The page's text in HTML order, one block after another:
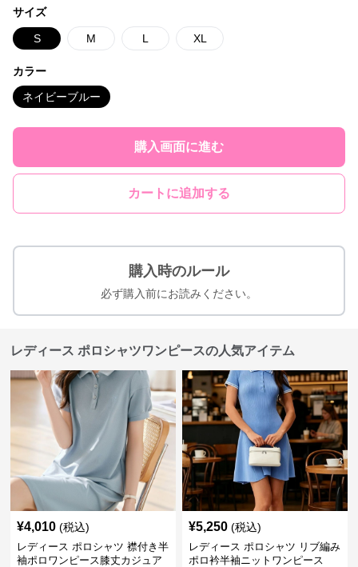
サイズ
S M L XL
カラー
ネイビーブルー
購入画面に進む
カートに追加する
購入時のルール
必ず購入前にお読みください。
レディース ポロシャツワンピースの人気アイテム
¥4,010 (税込)
レディース ポロシャツ 襟付き半
袖ポロワンピース膝丈カジュア
¥5,250 (税込)
レディース ポロシャツ リブ編み
ポロ衿半袖ニットワンピース